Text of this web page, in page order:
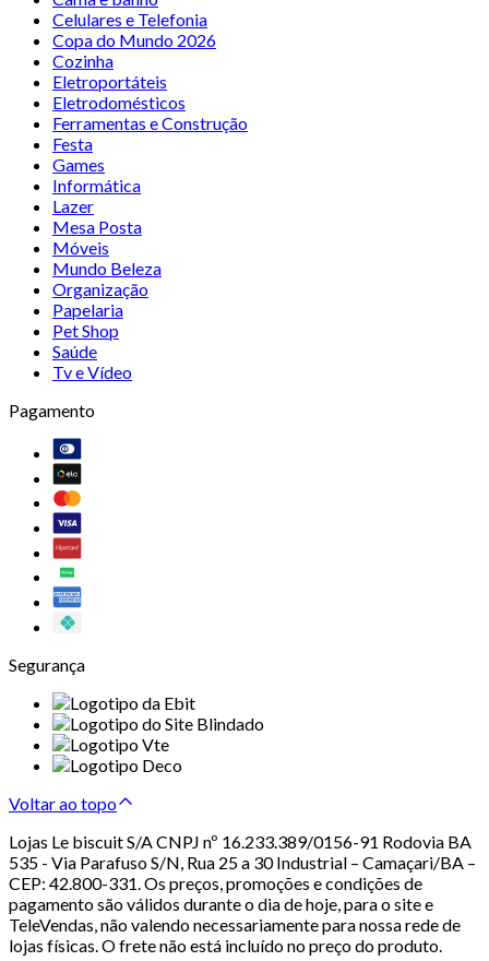
Celulares e Telefonia
Copa do Mundo 2026
Cozinha
Eletroportáteis
Eletrodomésticos
Ferramentas e Construção
Festa
Games
Informática
Lazer
Mesa Posta
Móveis
Mundo Beleza
Organização
Papelaria
Pet Shop
Saúde
Tv e Vídeo
Pagamento
Segurança
Voltar ao topo
Lojas Le biscuit S/A CNPJ nº 16.233.389/0156-91 Rodovia BA
535 - Via Parafuso S/N, Rua 25 a 30 Industrial – Camaçari/BA –
CEP: 42.800-331. Os preços, promoções e condições de
pagamento são válidos durante o dia de hoje, para o site e
TeleVendas, não valendo necessariamente para nossa rede de
lojas físicas. O frete não está incluído no preço do produto.